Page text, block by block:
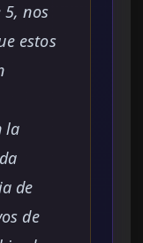
5, nos
estos
la
de
de